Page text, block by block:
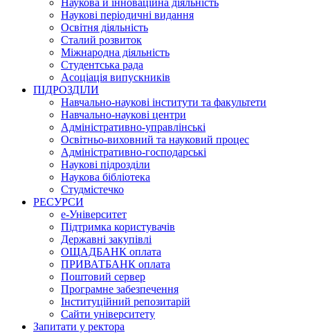
Наукові періодичні видання
Освітня діяльність
Сталий розвиток
Міжнародна діяльність
Студентська рада
Асоціація випускників
ПІДРОЗДІЛИ
Навчально-наукові інститути та факультети
Навчально-наукові центри
Адміністративно-управлінські
Освітньо-виховний та науковий процес
Адміністративно-господарські
Наукові підрозділи
Наукова бібліотека
Студмістечко
РЕСУРСИ
е-Університет
Підтримка користувачів
Державні закупівлі
ОЩАДБАНК оплата
ПРИВАТБАНК оплата
Поштовий сервер
Програмне забезпечення
Інституційний репозитарій
Сайти університету
Запитати у ректора